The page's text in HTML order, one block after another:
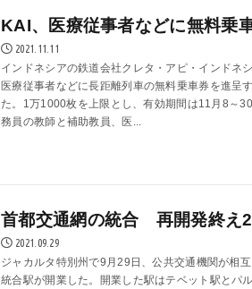
KAI、医療従事者などに無料乗
2021.11.11
インドネシアの鉄道会社クレタ・アピ・インドネ
医療従事者などに長距離列車の無料乗車券を進呈
た。1万1000枚を上限とし、有効期間は11月8～
務員の教師と補助教員、医...
首都交通網の統合 再開発終え
2021.09.29
ジャカルタ特別州で9月29日、公共交通機関が相
統合駅が開業した。開業した駅はテベット駅とパ